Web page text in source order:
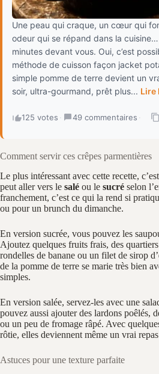
Une peau qui craque, un cœur qui
odeur qui se répand dans la
minutes devant vous. Oui, c’est
méthode de cuisson façon jacket
simple pomme de terre devient un
soir, ultra-gourmand, prêt plus... Lire
125 votes · 49 commentaires ·
Comment servir ces crêpes parmentières
Le plus intéressant avec cette recette,
peut aller vers le salé ou le sucré selon
franchement, c’est ce qui la rend si
ou pour un brunch du dimanche.
En version sucrée, vous pouvez les
Ajoutez quelques fruits frais, des
rondelles de banane ou un filet de sirop
de la pomme de terre se marie très bien
simples.
En version salée, servez-les avec une
pouvez aussi ajouter des lardons poêlés,
ou un peu de fromage râpé. Avec
rôtie, elles deviennent même un vrai
Astuces pour une texture parfaite